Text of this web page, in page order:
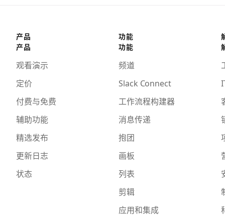
产品
产品
观看演示
定价
付费与免费
辅助功能
精选发布
更新日志
状态
功能
功能
频道
Slack Connect
工作流程构建器
消息传递
抱团
画板
列表
剪辑
应用和集成